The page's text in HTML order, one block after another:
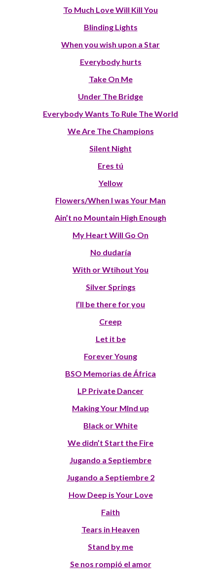
To Much Love Will Kill You
Blinding Lights
When you wish upon a Star
Everybody hurts
Take On Me
Under The Bridge
Everybody Wants To Rule The World
We Are The Champions
Silent Night
Eres tú
Yellow
Flowers/When I was Your Man
Ain’t no Mountain High Enough
My Heart Will Go On
No dudaría
With or Wtihout You
Silver Springs
I’ll be there for you
Creep
Let it be
Forever Young
BSO Memorias de África
LP Private Dancer
Making Your MInd up
Black or White
We didn’t Start the Fire
Jugando a Septiembre
Jugando a Septiembre 2
How Deep is Your Love
Faith
Tears in Heaven
Stand by me
Se nos rompió el amor